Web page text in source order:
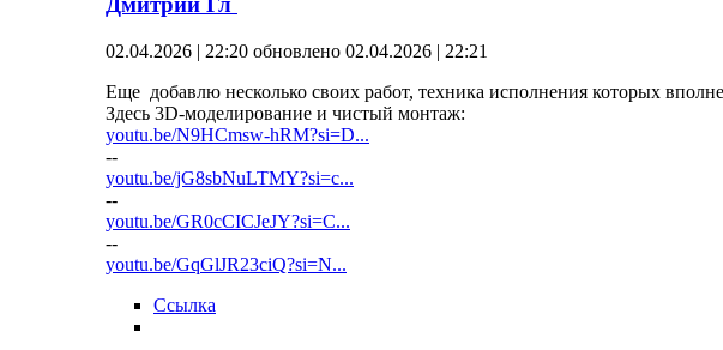
02.04.2026 | 22:20 обновлено 02.04.2026 | 22:21
Еще добавлю несколько своих работ, техника исполнения которых
Здесь 3D-моделирование и чистый монтаж:
youtu.be/N9HCmsw-hRM?si=D...
--
youtu.be/jG8sbNuLTMY?si=c...
--
youtu.be/GR0cCICJeJY?si=C...
--
youtu.be/GqGlJR23ciQ?si=N...
Ссылка